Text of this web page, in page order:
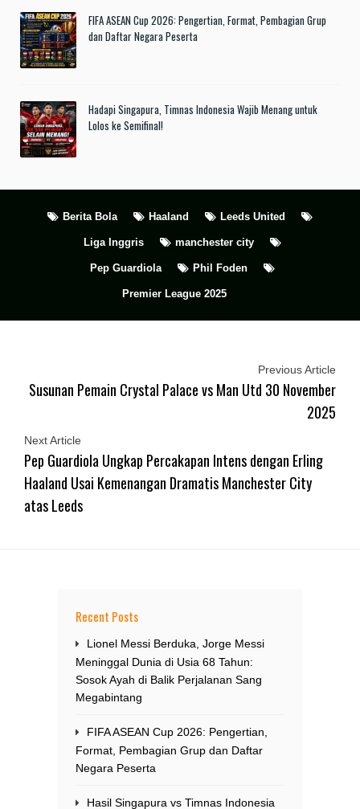
FIFA ASEAN Cup 2026: Pengertian, Format, Pembagian Grup
dan Daftar Negara Peserta
Hadapi Singapura, Timnas Indonesia Wajib Menang untuk
Lolos ke Semifinal!
Berita Bola Haaland Leeds United
Liga Inggris manchester city
Pep Guardiola Phil Foden
Premier League 2025
Previous Article
Susunan Pemain Crystal Palace vs Man Utd 30 November
2025
Next Article
Pep Guardiola Ungkap Percakapan Intens dengan Erling
Haaland Usai Kemenangan Dramatis Manchester City
atas Leeds
Recent Posts
Lionel Messi Berduka, Jorge Messi
Meninggal Dunia di Usia 68 Tahun:
Sosok Ayah di Balik Perjalanan Sang
Megabintang
FIFA ASEAN Cup 2026: Pengertian,
Format, Pembagian Grup dan Daftar
Negara Peserta
Hasil Singapura vs Timnas Indonesia